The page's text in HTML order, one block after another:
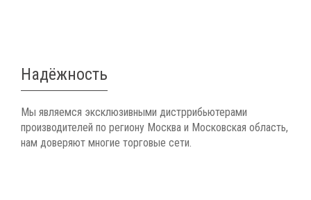
Надёжность
Мы являемся эксклюзивными дистррибьютерами
производителей по региону Москва и Московская область,
нам доверяют многие торговые сети.